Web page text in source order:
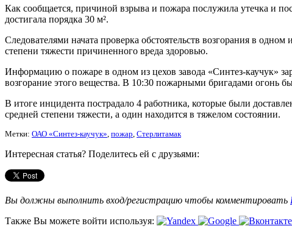
Как сообщается, причиной взрыва и пожара послужила утечка и
достигала порядка 30 м².
Следователями начата проверка обстоятельств возгорания в
степени тяжести причиненного вреда здоровью.
Информацию о пожаре в одном из цехов завода «Синтез-каучук»
возгорание этого вещества. В 10:30 пожарными бригадами огонь
В итоге инцидента пострадало 4 работника, которые были
средней степени тяжести, а один находится в тяжелом состоянии.
Метки: ОАО «Синтез-каучук», пожар, Стерлитамак
Интересная статья? Поделитесь ей с друзьями:
Вы должны выполнить вход/регистрацию чтобы комментировать
Также Вы можете войти используя: